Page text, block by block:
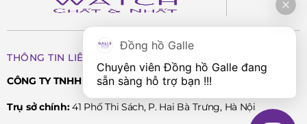
THÔNG TIN LIÊN HỆ
CÔNG TY TNHH PHÂN PHỐI SẢN PHẨM CAO CẤP LPD
Trụ sở chính:41 Phố Thi Sách, P. Hai Bà Trưng, Hà Nội
Đồng hồ Galle
Chuyên viên Đồng hồ Galle đang
sẵn sàng hỗ trợ bạn !!!